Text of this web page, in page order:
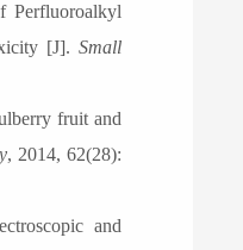
Perfluoroalkyl
[J].Small
fruit and
, 2014, 62(28):
and